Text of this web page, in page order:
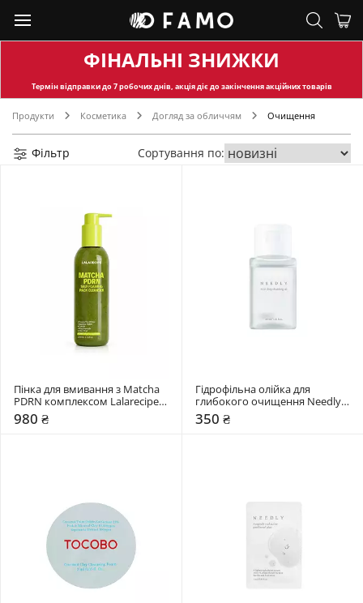
ФІНАЛЬНІ ЗНИЖКИ
Термін відправкидо 7 робочих днів, акція діє до закінчення акційних товарів
Продукти Косметика Догляд за обличчям Очищення
Фільтр Сортування по:
Пінка для вмивання з Matcha
PDRN комплексом Lalarecipe
200 мл
980 ₴
Гідрофільна олійка для
глибокого очищення Needly
30 мл
350 ₴